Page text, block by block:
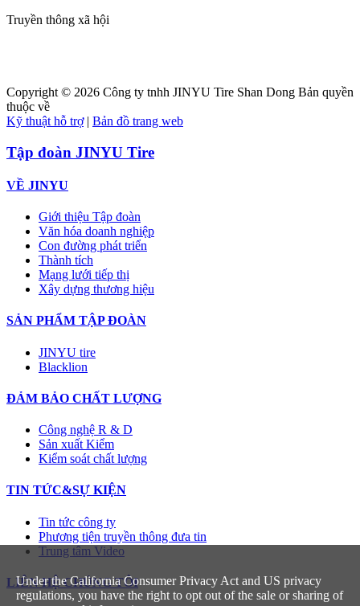
Under the California Consumer Privacy Act and US privacy
regulations, you have the right to opt out of the sale or sharing of
Truyền thông xã hội
Copyright © 2026 Công ty tnhh JINYU Tire Shan Dong Bản quyền
thuộc về
Kỹ thuật hỗ trợ | Bản đồ trang web
Tập đoàn JINYU Tire
VỀ JINYU
Giới thiệu Tập đoàn
Văn hóa doanh nghiệp
Con đường phát triển
Thành tích
Mạng lưới tiếp thị
Xây dựng thương hiệu
SẢN PHẨM TẬP ĐOÀN
JINYU tire
Blacklion
ĐẢM BẢO CHẤT LƯỢNG
Công nghệ R & D
Sản xuất Kiểm
Kiểm soát chất lượng
TIN TỨC&SỰ KIỆN
Tin tức công ty
Phương tiện truyền thông đưa tin
Trung tâm Video
LIÊN HỆ CHÚNG TÔI